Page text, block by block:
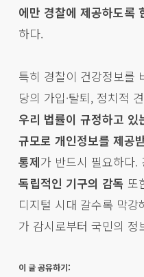
에만 경찰에 제공하도록
하다.
특히 경찰이 건강정보를
당의 가입·탈퇴, 정치적
우리 법률이 규정하고 있
규모로 개인정보를 제공
통제가 반드시 필요하다.
독립적인 기구의 감독 또
디지털 시대 갈수록 막
가 감시로부터 국민의
이 글 공유하기: